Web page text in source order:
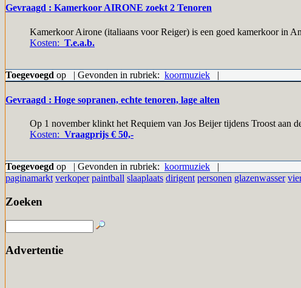
Gevraagd : Kamerkoor AIRONE zoekt 2 Tenoren
Kamerkoor Airone (italiaans voor Reiger) is een goed kamerkoor in
Kosten: T.e.a.b.
Toegevoegd op | Gevonden in rubriek: koormuziek |
Gevraagd : Hoge sopranen, echte tenoren, lage alten
Op 1 november klinkt het Requiem van Jos Beijer tijdens Troost aan
Kosten: Vraagprijs € 50,-
Toegevoegd op | Gevonden in rubriek: koormuziek |
paginamarkt verkoper paintball slaaplaats dirigent personen glazenwasser
Zoeken
Advertentie